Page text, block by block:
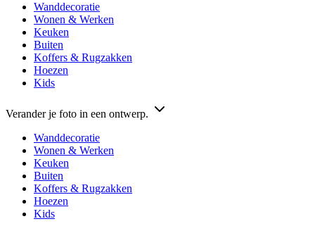
Wanddecoratie
Wonen & Werken
Keuken
Buiten
Koffers & Rugzakken
Hoezen
Kids
Verander je foto in een ontwerp.
Wanddecoratie
Wonen & Werken
Keuken
Buiten
Koffers & Rugzakken
Hoezen
Kids